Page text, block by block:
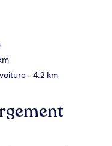
- 4.2 km